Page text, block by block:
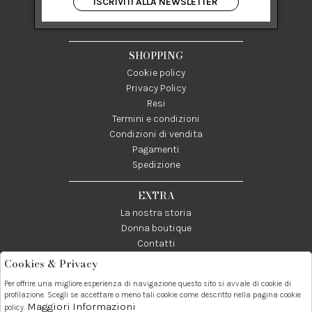
84122 Salerno Italia
P IVA 03024950655
SHOPPING
Cookie policy
Privacy Policy
Resi
Termini e condizioni
Condizioni di vendita
Pagamenti
Spedizione
EXTRA
La nostra storia
Donna boutique
Contatti
Telefono:
089237858
Whatsapp:
3338855601
Contatti:
info@donna1981.it
Cookies & Privacy
Per offrire una migliore esperienza di navigazione questo sito si avvale di cookie di
profilazione. Scegli se accettare o meno tali cookie come descritto nella pagina cookie
policy. Maggiori Informazioni